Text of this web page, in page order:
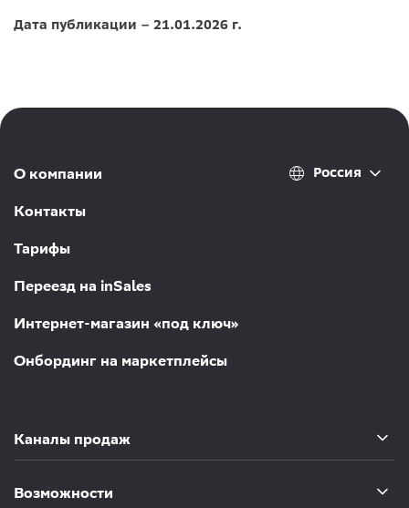
Дата публикации – 21.01.2026 г.
О компании
Контакты
Тарифы
Переезд на inSales
Интернет-магазин «под ключ»
Онбординг на маркетплейсы
Россия
Каналы продаж
Возможности